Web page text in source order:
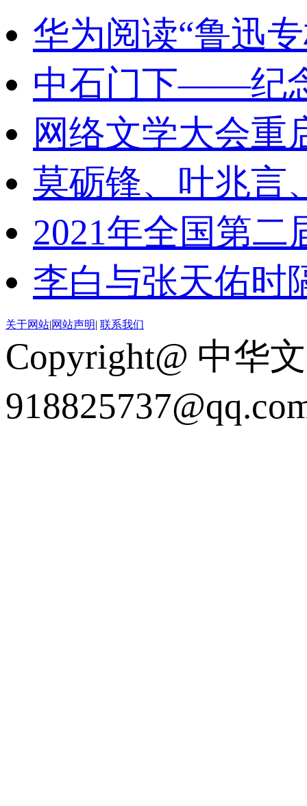
华为阅读“鲁迅
中石门下——纪
网络文学大会重
莫砺锋、叶兆言
2021年全国第
李白与张天佑时
关于网站|网站声明| 联系我们
Copyright@ 中